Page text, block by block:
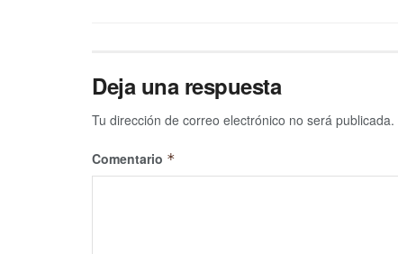
Deja una respuesta
Tu dirección de correo electrónico no será publicada.
Comentario *